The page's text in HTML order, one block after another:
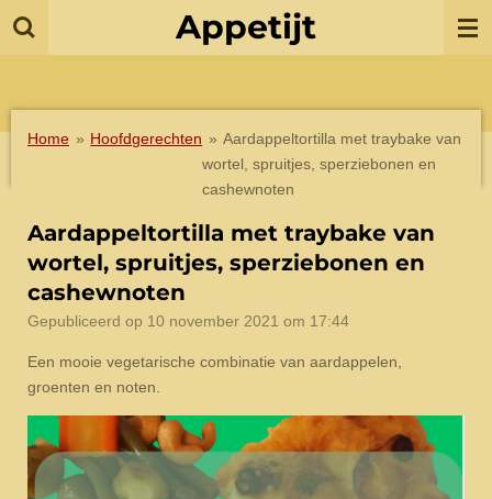
Ga
Appetijt
Home » Hoofdgerechten » Aardappeltortilla met traybake van
wortel, spruitjes, sperziebonen en
cashewnoten
Aardappeltortilla met traybake van
wortel, spruitjes, sperziebonen en
cashewnoten
Gepubliceerd op 10 november 2021 om 17:44
Een mooie vegetarische combinatie van aardappelen,
groenten en noten.